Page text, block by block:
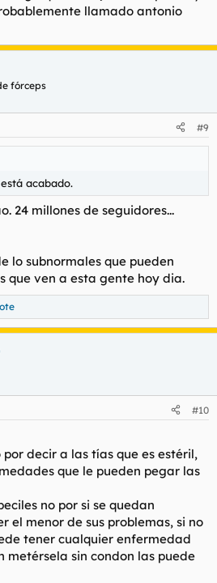
llamado antonio
fórceps
#9
acabado.
24 millones de seguidores...
lo subnormales que pueden
que ven a esta gente hoy dia.
#10
decir a las tías que es estéril,
que le pueden pegar las
no por si se quedan
el menor de sus problemas, si no
tener cualquier enfermedad
metérsela sin condon las puede